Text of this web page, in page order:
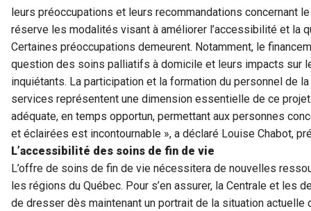
leurs préoccupations et leurs recommandations concernant
réserve les modalités visant à améliorer l’accessibilité et la
Certaines préoccupations demeurent. Notamment, le
question des soins palliatifs à domicile et leurs impacts sur
inquiétants. La participation et la formation du personnel de
services représentent une dimension essentielle de ce
adéquate, en temps opportun, permettant aux personnes
et éclairées est incontournable », a déclaré Louise Chabot,
L’accessibilité des soins de fin de vie
L’offre de soins de fin de vie nécessitera de nouvelles
les régions du Québec. Pour s’en assurer, la Centrale et les
de dresser dès maintenant un portrait de la situation